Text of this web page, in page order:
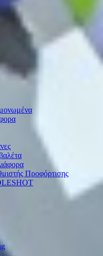
Προφόρτισης